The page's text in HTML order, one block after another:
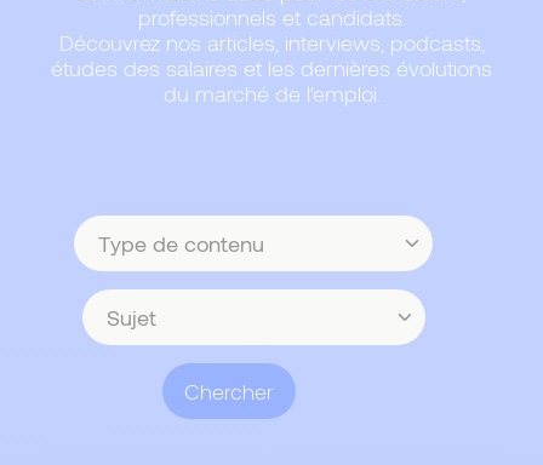
professionnels et candidats.
Découvrez nos articles, interviews, podcasts,
études des salaires et les dernières évolutions
du marché de l'emploi.
Type
de
contenu
Sujet
Chercher